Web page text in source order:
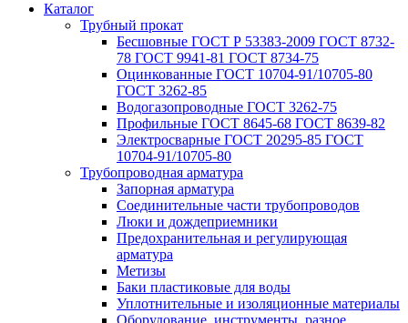
Каталог
Трубный прокат
Беcшовные ГОСТ Р 53383-2009 ГОСТ 8732-
78 ГОСТ 9941-81 ГОСТ 8734-75
Оцинкованные ГОСТ 10704-91/10705-80
ГОСТ 3262-85
Водогазопроводные ГОСТ 3262-75
Профильные ГОСТ 8645-68 ГОСТ 8639-82
Электросварные ГОСТ 20295-85 ГОСТ
10704-91/10705-80
Трубопроводная арматура
Запорная арматура
Соединительные части трубопроводов
Люки и дождеприемники
Предохранительная и регулирующая
арматура
Метизы
Баки пластиковые для воды
Уплотнительные и изоляционные материалы
Оборудование, инструменты, разное